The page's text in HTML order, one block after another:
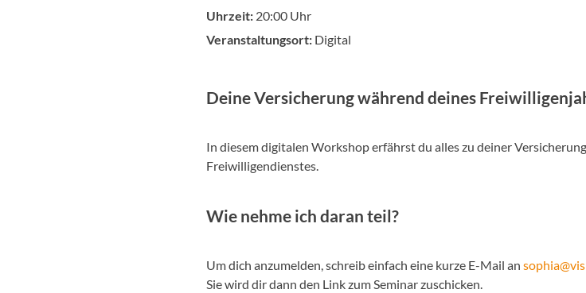
Uhrzeit: 20:00 Uhr
Veranstaltungsort: Digital
Deine Versicherung während deines
In diesem digitalen Workshop erfährst du alles zu deiner
Freiwilligendienstes.
Wie nehme ich daran teil?
Um dich anzumelden, schreib einfach eine kurze E-Mail an
Sie wird dir dann den Link zum Seminar zuschicken.